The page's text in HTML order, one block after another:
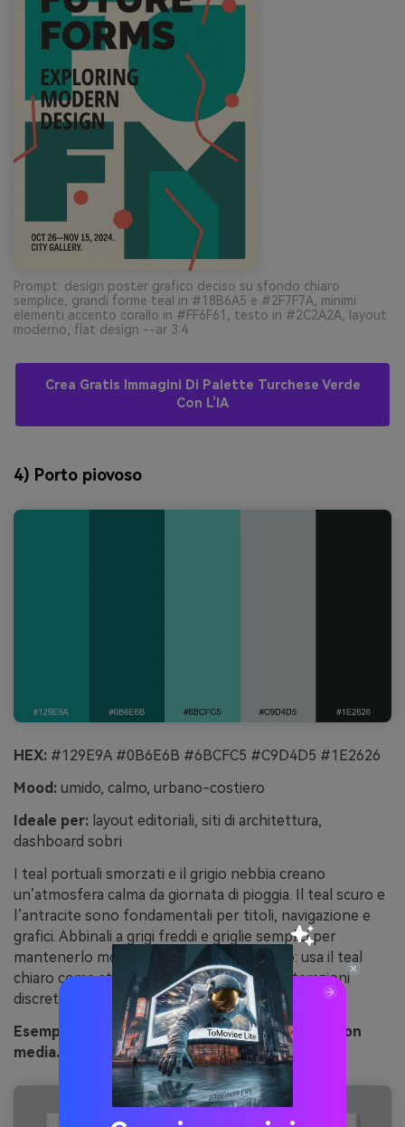
Prompt: design poster grafico deciso su sfondo chiaro
semplice, grandi forme teal in #18B6A5 e #2F7F7A, minimi
elementi accento corallo in #FF6F61, testo in #2C2A2A, layout
moderno, flat design --ar 3:4
Crea Gratis Immagini Di Palette Turchese Verde
Con L’IA
4) Porto piovoso
HEX: #129E9A #0B6E6B #6BCFC5 #C9D4D5 #1E2626
Mood: umido, calmo, urbano-costiero
Ideale per: layout editoriali, siti di architettura,
dashboard sobri
I teal portuali smorzati e il grigio nebbia creano
un’atmosfera calma da giornata di pioggia. Il teal scuro e
l’antracite sono fondamentali per titoli, navigazione e
grafici. Abbinali a grigi freddi e griglie semplici per
mantenerlo moderno e discreto. Consiglio: usa il teal
chiaro come stato hover per rendere le interazioni
discrete, non vistose.
Esempio di immagine porto piovoso generato con
media.io